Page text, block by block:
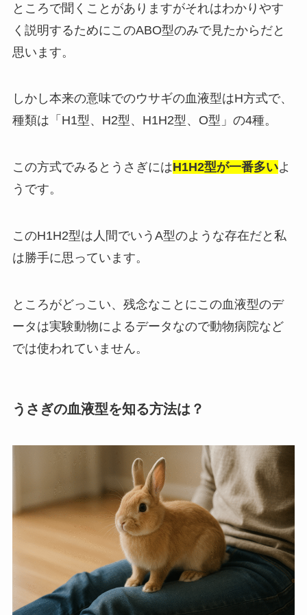
ところで聞くことがありますがそれはわかりやす
く説明するためにこのABO型のみで見たからだと
思います。
しかし本来の意味でのウサギの血液型はH方式で、
種類は「H1型、H2型、H1H2型、O型」の4種。
この方式でみるとうさぎにはH1H2型が一番多いよ
うです。
このH1H2型は人間でいうA型のような存在だと私
は勝手に思っています。
ところがどっこい、残念なことにこの血液型のデ
ータは実験動物によるデータなので動物病院など
では使われていません。
うさぎの血液型を知る方法は？